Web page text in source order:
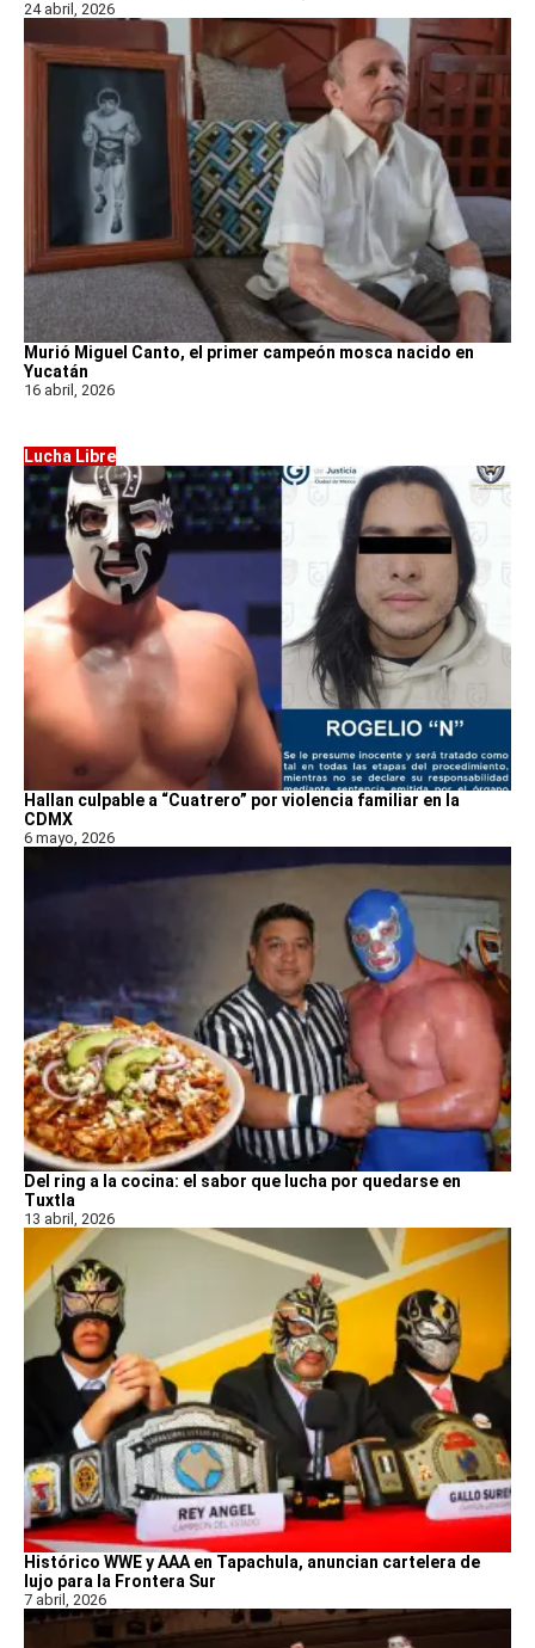
24 abril, 2026
Murió Miguel Canto, el primer campeón mosca nacido en
Yucatán
16 abril, 2026
Lucha Libre
Hallan culpable a “Cuatrero” por violencia familiar en la
CDMX
6 mayo, 2026
Del ring a la cocina: el sabor que lucha por quedarse en
Tuxtla
13 abril, 2026
Histórico WWE y AAA en Tapachula, anuncian cartelera de
lujo para la Frontera Sur
7 abril, 2026